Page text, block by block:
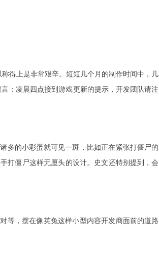
得上是非常艰辛。短短几个月的制作时间中，几
：凌晨四点接到游戏更新的提示，开发团队请注
多的小彩蛋就可见一斑，比如正在紧张打僵尸的
打僵尸这样无厘头的设计。史文还特别提到，会
等，摆在像英兔这样小型内容开发商面前的道路